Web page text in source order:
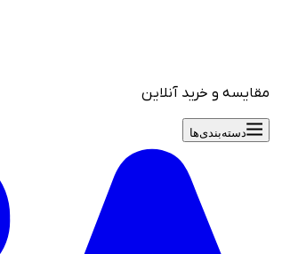
مقایسه و خرید آنلاین
دسته‌بندی‌ها